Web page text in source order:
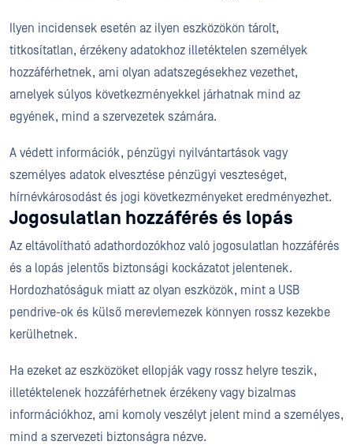
Ilyen incidensek esetén az ilyen eszközökön tárolt,
titkosítatlan, érzékeny adatokhoz illetéktelen személyek
hozzáférhetnek, ami olyan adatszegésekhez vezethet,
amelyek súlyos következményekkel járhatnak mind az
egyének, mind a szervezetek számára.
A védett információk, pénzügyi nyilvántartások vagy
személyes adatok elvesztése pénzügyi veszteséget,
hírnévkárosodást és jogi következményeket eredményezhet.
Jogosulatlan hozzáférés és lopás
Az eltávolítható adathordozókhoz való jogosulatlan hozzáférés
és a lopás jelentős biztonsági kockázatot jelentenek.
Hordozhatóságuk miatt az olyan eszközök, mint a USB
pendrive-ok és külső merevlemezek könnyen rossz kezekbe
kerülhetnek.
Ha ezeket az eszközöket ellopják vagy rossz helyre teszik,
illetéktelenek hozzáférhetnek érzékeny vagy bizalmas
információkhoz, ami komoly veszélyt jelent mind a személyes,
mind a szervezeti biztonságra nézve.